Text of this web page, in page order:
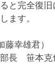
と完全復
ます。
藤幸雄君）
長　笹本克